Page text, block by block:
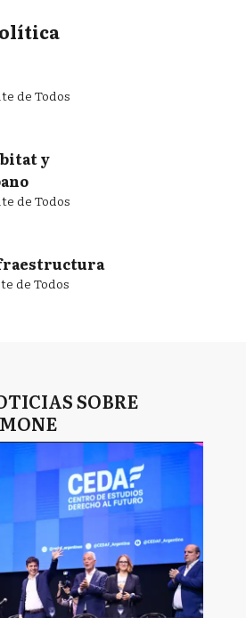
de Todos
y
de Todos
de Todos
SOBRE